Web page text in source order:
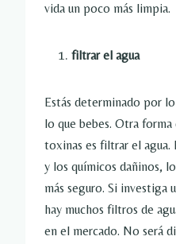
vida un poco más limpia.
filtrar el agua
Estás determinado por
lo que bebes. Otra
toxinas es filtrar el agua.
y los químicos dañinos,
más seguro. Si investiga
hay muchos filtros de
en el mercado. No será